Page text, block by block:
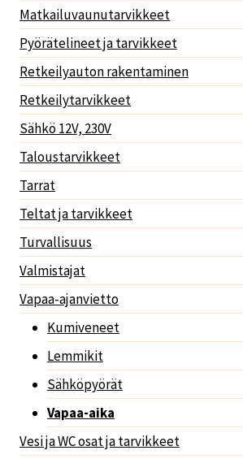
Matkailuvaunutarvikkeet
Pyörätelineet ja tarvikkeet
Retkeilyauton rakentaminen
Retkeilytarvikkeet
Sähkö 12V, 230V
Taloustarvikkeet
Tarrat
Teltat ja tarvikkeet
Turvallisuus
Valmistajat
Vapaa-ajanvietto
Kumiveneet
Lemmikit
Sähköpyörät
Vapaa-aika
Vesi ja WC osat ja tarvikkeet